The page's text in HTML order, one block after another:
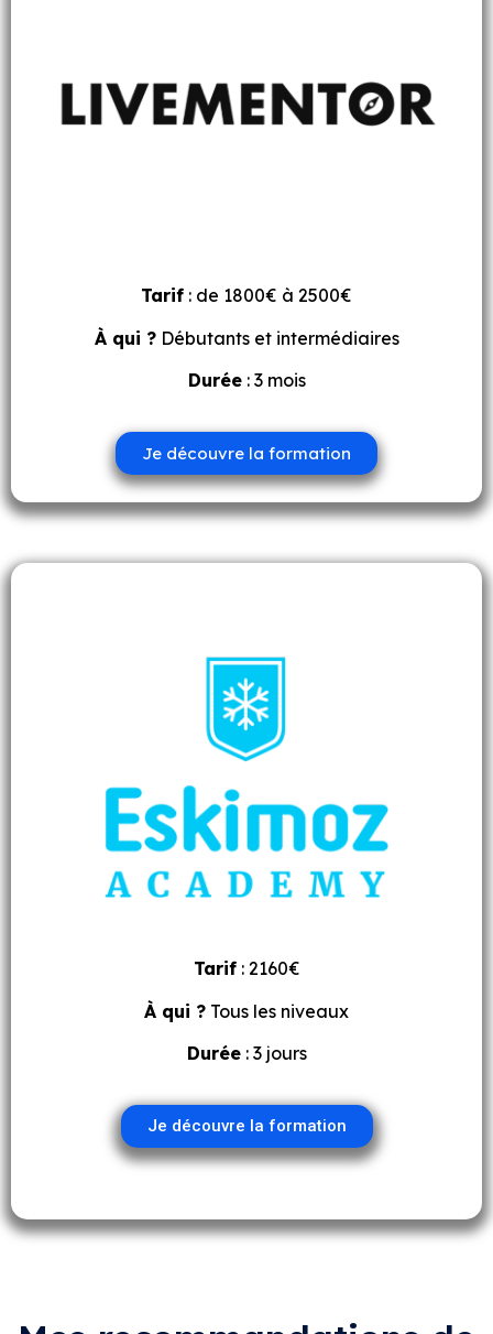
Tarif : de 1800€ à 2500€
À qui ?Débutants et intermédiaires
Durée: 3 mois
Je découvre la formation
Tarif: 2160€
À qui ? Tous les niveaux
Durée: 3 jours
Je découvre la formation